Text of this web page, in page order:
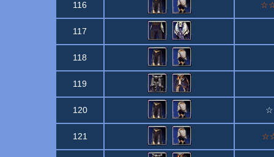
116
117
118
119
120
121